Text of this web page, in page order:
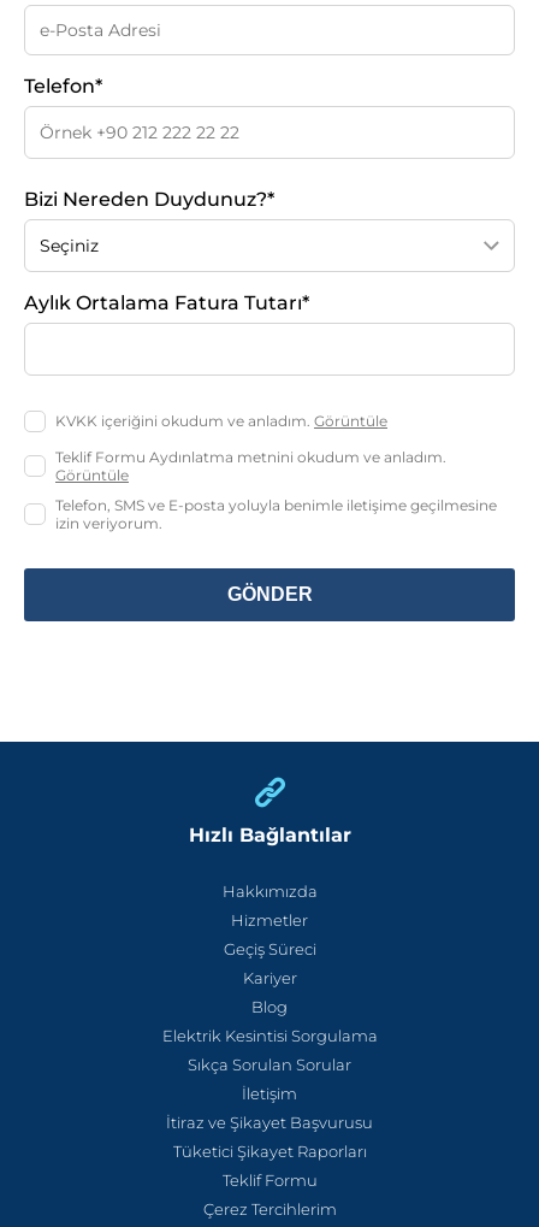
Telefon*
Bizi Nereden Duydunuz?*
Aylık Ortalama Fatura Tutarı*
KVKK içeriğini okudum ve anladım. Görüntüle
Teklif Formu Aydınlatma metnini okudum ve anladım.
Görüntüle
Telefon, SMS ve E-posta yoluyla benimle iletişime geçilmesine
izin veriyorum.
Hızlı Bağlantılar
Hakkımızda
Hizmetler
Geçiş Süreci
Kariyer
Blog
Elektrik Kesintisi Sorgulama
Sıkça Sorulan Sorular
İletişim
İtiraz ve Şikayet Başvurusu
Tüketici Şikayet Raporları
Teklif Formu
Çerez Tercihlerim